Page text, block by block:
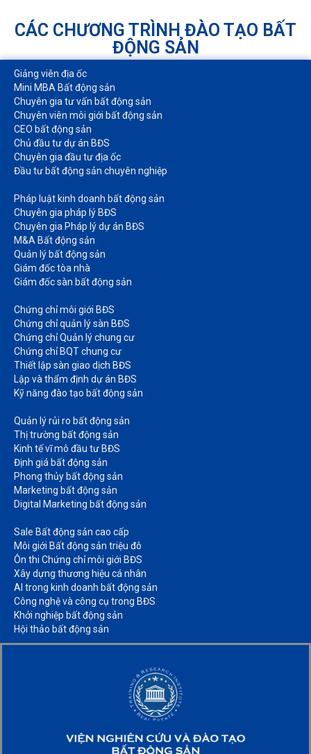
CÁC CHƯƠNG TRÌNH ĐÀO TẠO BẤT
ĐỘNG SẢN
Giảng viên địa ốc
Mini MBA Bất động sản
Chuyên gia tư vấn bất động sản
Chuyên viên môi giới bất động sản​
CEO bất động sản
Chủ đầu tư dự án BĐS
Chuyên gia đầu tư địa ốc​
Đầu tư bất động sản chuyên nghiệp
Pháp luật kinh doanh bất động sản​
Chuyên gia pháp lý BĐS
Chuyên gia Pháp lý dự án BĐS
M&A Bất động sản​
Quản lý bất động sản
Giám đốc tòa nhà​
Giám đốc sàn bất động sản
Chứng chỉ môi giới BĐS​
Chứng chỉ quản lý sàn BĐS
Chứng chỉ Quản lý chung cư​
Chứng chỉ BQT chung cư​
Thiết lập sàn giao dịch BĐS​
Lập và thẩm định dự án BĐS​
Kỹ năng đào tạo bất động sản​
Quản lý rủi ro bất động sản​
Thị trường bất động sản​
Kinh tế vĩ mô đầu tư BĐS​
Định giá bất động sản​
Phong thủy bất động sản​
Marketing bất động sản​
Digital Marketing bất động sản​
Sale Bất động sản cao cấp​
Môi giới Bất động sản triệu đô​
Ôn thi Chứng chỉ môi giới BĐS​
Xây dựng thương hiệu cá nhân​
AI trong kinh doanh bất động sản​
Công nghệ và công cụ trong BĐS​
Khởi nghiệp bất động sản​
Hội thảo bất động sản​